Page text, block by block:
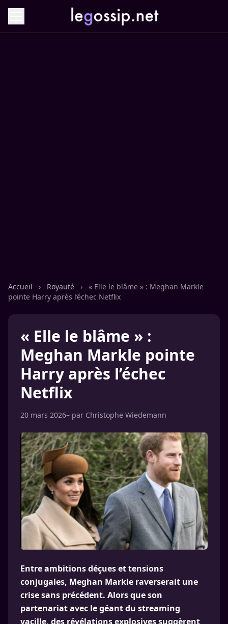
Accueil › Royauté ›
« Elle le blâme » : Meghan Markle
pointe Harry après l’échec Netflix
« Elle le blâme » :
Meghan Markle pointe
Harry après l’échec
Netflix
20 mars 2026– par Christophe Wiedemann
Entre ambitions déçues et tensions
conjugales, Meghan Markle raverserait une
crise sans précédent. Alors que son
partenariat avec le géant du streaming
vacille, des révélations explosives suggèrent